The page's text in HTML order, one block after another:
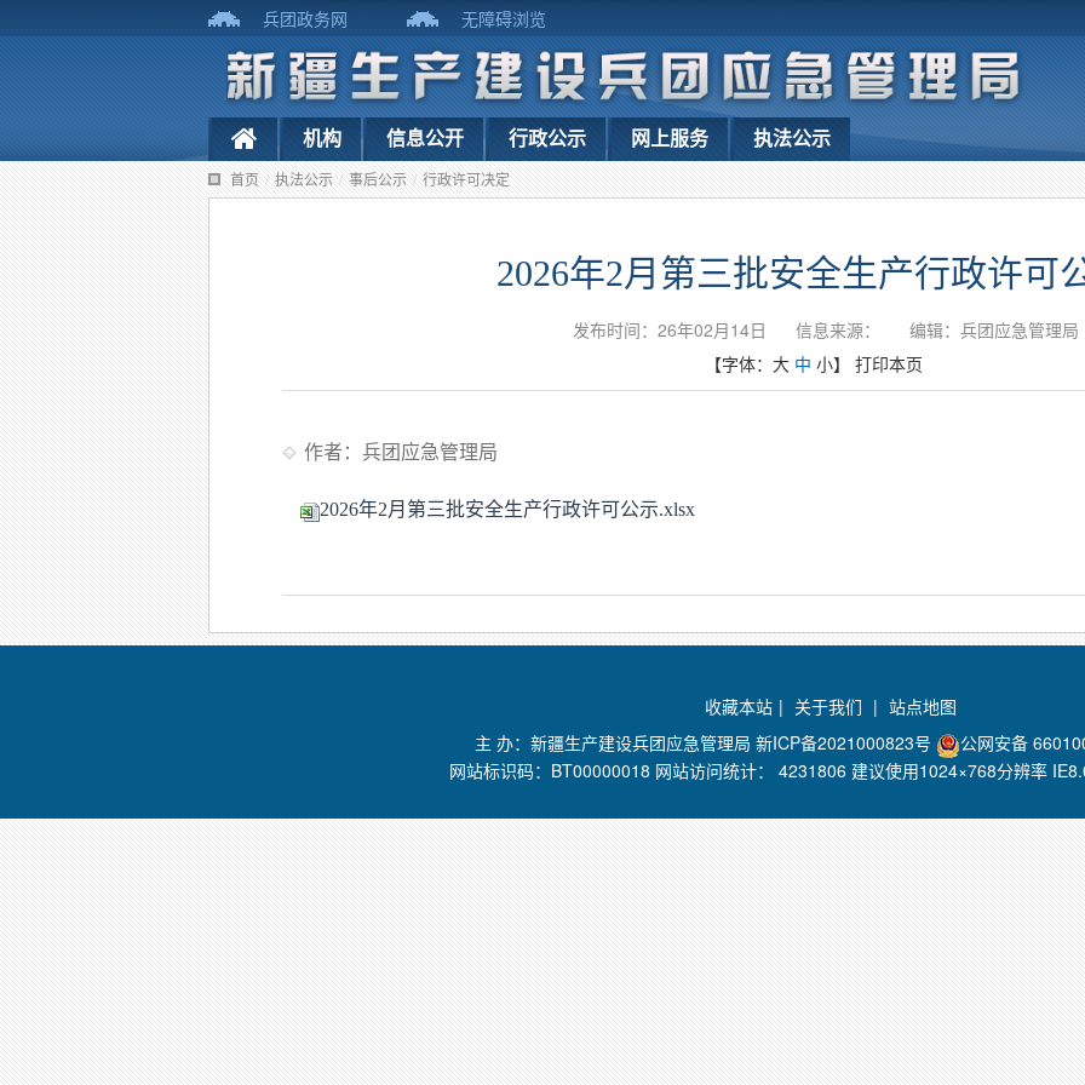
兵团政务网 无障碍浏览
机构 信息公开 行政公示 网上服务 执法公示
首页 / 执法公示 / 事后公示 / 行政许可决定
2026年2月第三批安全生产行政许可
发布时间：26年02月14日 信息来源：
编辑：兵团应急管理局
【字体： 大 中 小】 打印本页
作者：兵团应急管理局
2026年2月第三批安全生产行政许可公示.xlsx
收藏本站 | 关于我们 | 站点地图
主 办：新疆生产建设兵团应急管理局新ICP备2021000823号
公网安备
网站标识码：BT00000018 网站访问统计：4231806 建议使用1024×768分辨率